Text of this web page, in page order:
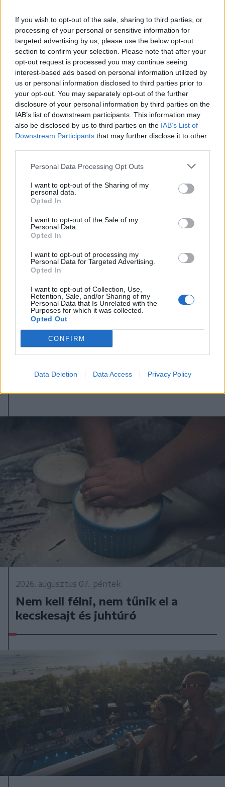
If you wish to opt-out of the sale, sharing to third parties, or
processing of your personal or sensitive information for
targeted advertising by us, please use the below opt-out
section to confirm your selection. Please note that after your
opt-out request is processed you may continue seeing
interest-based ads based on personal information utilized by
us or personal information disclosed to third parties prior to
your opt-out. You may separately opt-out of the further
disclosure of your personal information by third parties on the
IAB’s list of downstream participants. This information may
also be disclosed by us to third parties on the IAB’s List of
Downstream Participants that may further disclose it to other
Personal Data Processing Opt Outs
I want to opt-out of the Sharing of my
personal data.
Opted In
I want to opt-out of the Sale of my
Personal Data.
Opted In
I want to opt-out of processing my
Personal Data for Targeted Advertising.
Opted In
I want to opt-out of Collection, Use,
Retention, Sale, and/or Sharing of my
Personal Data that Is Unrelated with the
Purposes for which it was collected.
Opted Out
CONFIRM
Data Deletion Data Access Privacy Policy
2026. augusztus 07., péntek
Viharokra figyelmeztetnek Csík- és
Udvarhelyszéken
2026. augusztus 07., péntek
Soha nem volt még ilyen meleg
Budapesten
2026. augusztus 07., péntek
Nem kell félni, nem tűnik el a
kecskesajt és juhtúró